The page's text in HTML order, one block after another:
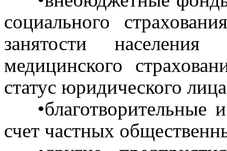
социального
занятости
медицинского
статус юридического
счет частных